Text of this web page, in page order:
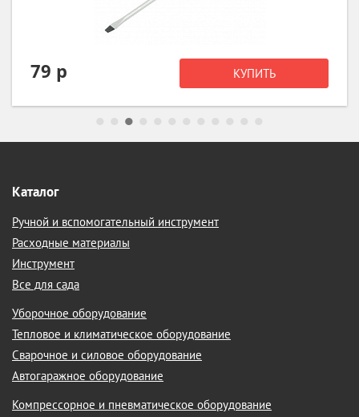
79 р КУПИТЬ
Каталог
Ручной и вспомогательный инструмент
Расходные материалы
Инструмент
Все для сада
Уборочное оборудование
Тепловое и климатическое оборудование
Сварочное и силовое оборудование
Автогаражное оборудование
Компрессорное и пневматическое оборудование